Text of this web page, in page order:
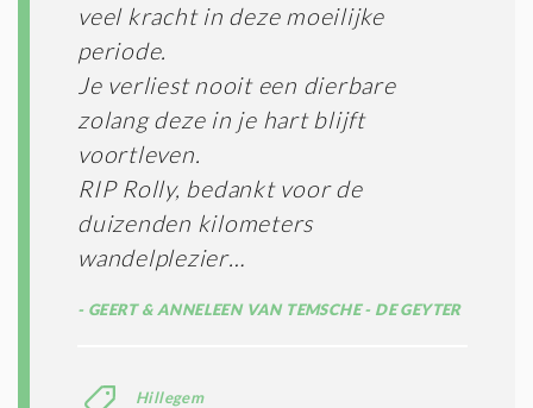
veel kracht in deze moeilijke
periode.
Je verliest nooit een dierbare
zolang deze in je hart blijft
voortleven.
RIP Rolly, bedankt voor de
duizenden kilometers
wandelplezier…
GEERT & ANNELEEN VAN TEMSCHE - DE GEYTER
Hillegem